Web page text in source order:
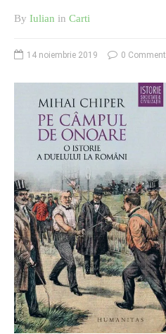
O poveste in care sexul se
confunda cu dragostea,
cinismul cu idealismul si
poezia cu umorul.
DESCARCĂ!
By Iulian in Carti
14 noiembrie 2019 0 Comment